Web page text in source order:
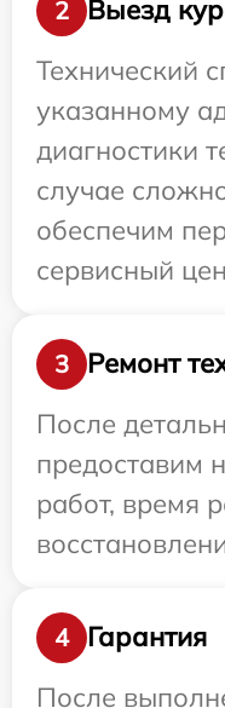
2
Выезд
Технический
указанному
диагностики
случае
обеспечим
сервисный
3
Ремонт
После
предоставим
работ, время
4
Гарантия
После